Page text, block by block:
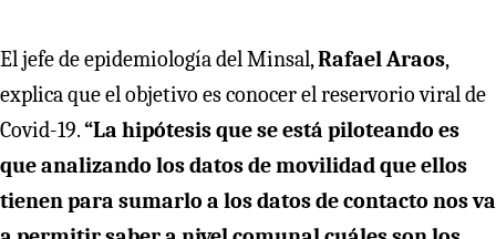
El jefe de epidemiología del Minsal,Rafael Araos,
explica que el objetivo es conocer el reservorio viral de
Covid-19.“La hipótesis que se está piloteando es
que analizando los datos de movilidad que ellos
tienen para sumarlo a los datos de contacto nos va